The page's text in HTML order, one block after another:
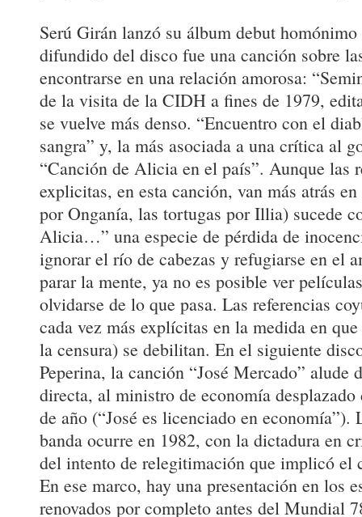
Serú Girán lanzó su álbum debut
difundido del disco fue una canción sobre
encontrarse en una relación amorosa:
de la visita de la CIDH a fines de 1979,
se vuelve más denso. “Encuentro con el
sangra” y, la más asociada a una crítica al
“Canción de Alicia en el país”. Aunque las
explicitas, en esta canción, van más atrás
por Onganía, las tortugas por Illia) sucede
Alicia…” una especie de pérdida de
ignorar el río de cabezas y refugiarse en el
parar la mente, ya no es posible ver
olvidarse de lo que pasa. Las referencias
cada vez más explícitas en la medida en
la censura) se debilitan. En el siguiente
Peperina, la canción “José Mercado” alude
directa, al ministro de economía
de año (“José es licenciado en economía”).
banda ocurre en 1982, con la dictadura en
del intento de relegitimación que implicó el
En ese marco, hay una presentación en los
renovados por completo antes del Mundial